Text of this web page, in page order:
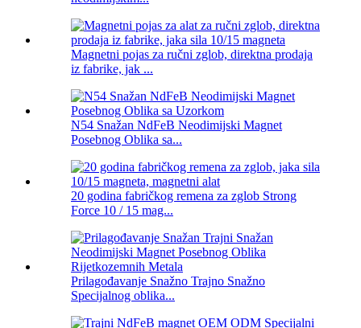
Magnetni pojas za ručni zglob, direktna prodaja
iz fabrike, jak ...
N54 Snažan NdFeB Neodimijski Magnet
Posebnog Oblika sa...
20 godina fabričkog remena za zglob Strong
Force 10 / 15 mag...
Prilagođavanje Snažno Trajno Snažno
Specijalnog oblika...